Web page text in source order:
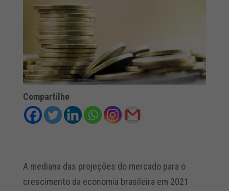
Compartilhe
A mediana das projeções do mercado para o
crescimento da economia brasileira em 2021